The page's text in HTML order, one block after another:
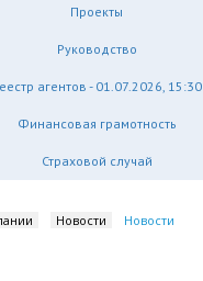
Проекты
Руководство
агентов - 01.07.2026, 15:30
Финансовая грамотность
Страховой случай
Новости Новости